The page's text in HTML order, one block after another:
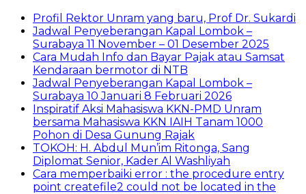
Profil Rektor Unram yang baru, Prof Dr. Sukardi
Jadwal Penyeberangan Kapal Lombok –
Surabaya 11 November – 01 Desember 2025
Cara Mudah Info dan Bayar Pajak atau Samsat
Kendaraan bermotor di NTB
Jadwal Penyeberangan Kapal Lombok –
Surabaya 10 Januari 8 Februari 2026
Inspiratif Aksi Mahasiswa KKN-PMD Unram
bersama Mahasiswa KKN IAIH Tanam 1000
Pohon di Desa Gunung Rajak
TOKOH: H. Abdul Mun’im Ritonga, Sang
Diplomat Senior, Kader Al Washliyah
Cara memperbaiki error : the procedure entry
point createfile2 could not be located in the